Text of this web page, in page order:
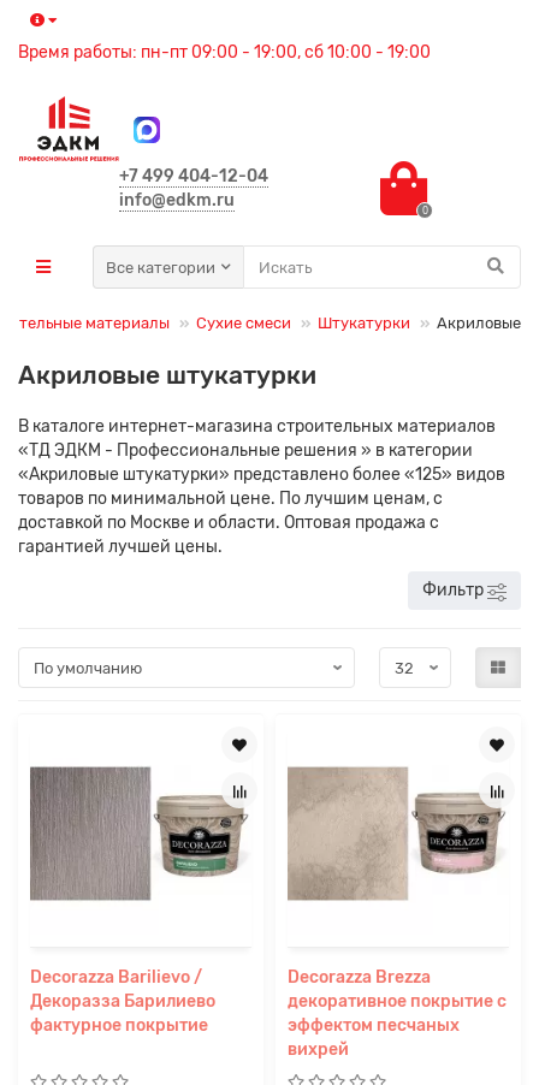
Время работы: пн-пт 09:00 - 19:00, сб 10:00 - 19:00
+7 499 404-12-04
info@edkm.ru
0
Все категории
материалы Сухие смеси Штукатурки Акриловые
Акриловые штукатурки
В каталоге интернет-магазина строительных материалов
«ТД ЭДКМ - Профессиональные решения » в категории
«Акриловые штукатурки» представлено более «125» видов
товаров по минимальной цене. По лучшим ценам, с
доставкой по Москве и области. Оптовая продажа с
гарантией лучшей цены.
Фильтр
Decorazza Barilievo /
Декоразза Барилиево
фактурное покрытие
Decorazza Brezza
декоративное покрытие с
эффектом песчаных
вихрей